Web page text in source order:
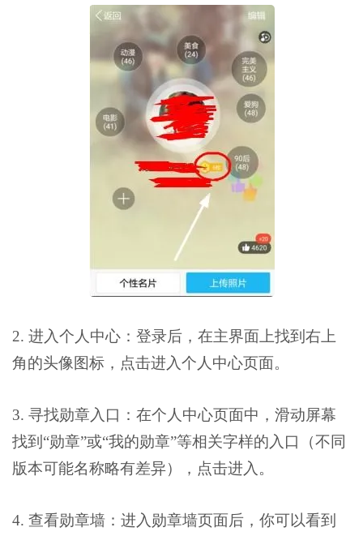
2. 进入个人中心：登录后，在主界面上找到右上
角的头像图标，点击进入个人中心页面。
3. 寻找勋章入口：在个人中心页面中，滑动屏幕
找到“勋章”或“我的勋章”等相关字样的入口（不同
版本可能名称略有差异），点击进入。
4. 查看勋章墙：进入勋章墙页面后，你可以看到